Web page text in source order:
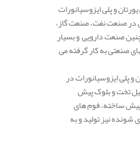
و پلی ایزوسیانورات
در صنعت نفت، صنعت گاز،
صنعت دارویی و بسیار
صنعتی به کار گرفته می
و پلی ایزوسیانورات در
تخت و بلوک پیش
پیش ساخته، فوم های
نیز تولید و به